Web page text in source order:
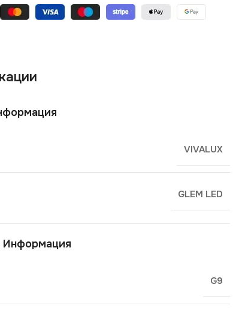
VIVALUX
GLEM LED
Информация
G9